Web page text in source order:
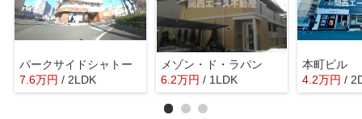
パークサイドシャトー
7.6万円 / 2LDK
メゾン・ド・ラパン
6.2万円 / 1LDK
本町ビル
4.2万円 /